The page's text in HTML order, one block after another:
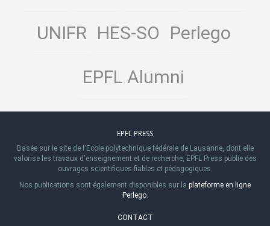
UNIFR HES-SO Perlego
EPFL Alumni
EPFL PRESS
Basée sur le site de l'Ecole polytechnique fédérale de Lausanne, dont elle
valorise les travaux d'enseignement et de recherche, EPFL Press publie des
ouvrages scientifiques fiables et pédagogiques.
Nos publications sont également disponibles sur la plateforme en ligne
Perlego.
CONTACT